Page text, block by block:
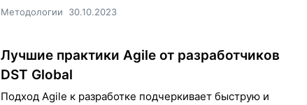
Методологии 30.10.2023
Лучшие практики Agile от разработчиков
DST Global
Подход Agile к разработке подчеркивает быструю и